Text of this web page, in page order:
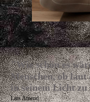
"Wie schön es
Menschen, ob laut
in seinem Licht
Lars Amend